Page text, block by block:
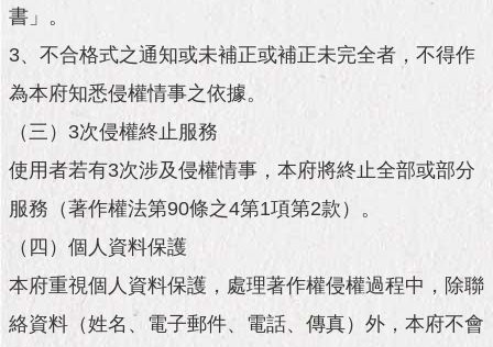
開
宣
告
隱
權
及
資
訊
全
政
策
書」。
3、不合格式之通知或未補正或補正未完全者，不得作
為本府知悉侵權情事之依據。
（三）3次侵權終止服務
使用者若有3次涉及侵權情事，本府將終止全部或部分
服務（著作權法第90條之4第1項第2款）。
（四）個人資料保護
本府重視個人資料保護，處理著作權侵權過程中，除聯
絡資料（姓名、電子郵件、電話、傳真）外，本府不會